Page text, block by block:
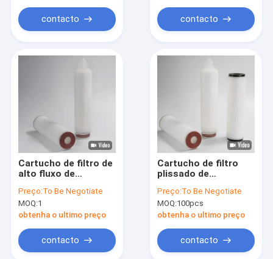
de 80 °Ccontacto
fluxo contacto
Cartucho de filtro de
alto fluxo de
PPH de 10 polegadas
com filtração de 0,2-
100um
Preço:To Be Negotiate
MOQ:1
obtenha o ultimo preço
contacto
Cartucho de filtro
plissado de
PPL com membrana
de polipropileno para
pré-filtração
compatibilidade
química
Preço:To Be Negotiate
MOQ:100pcs
obtenha o ultimo preço
contacto